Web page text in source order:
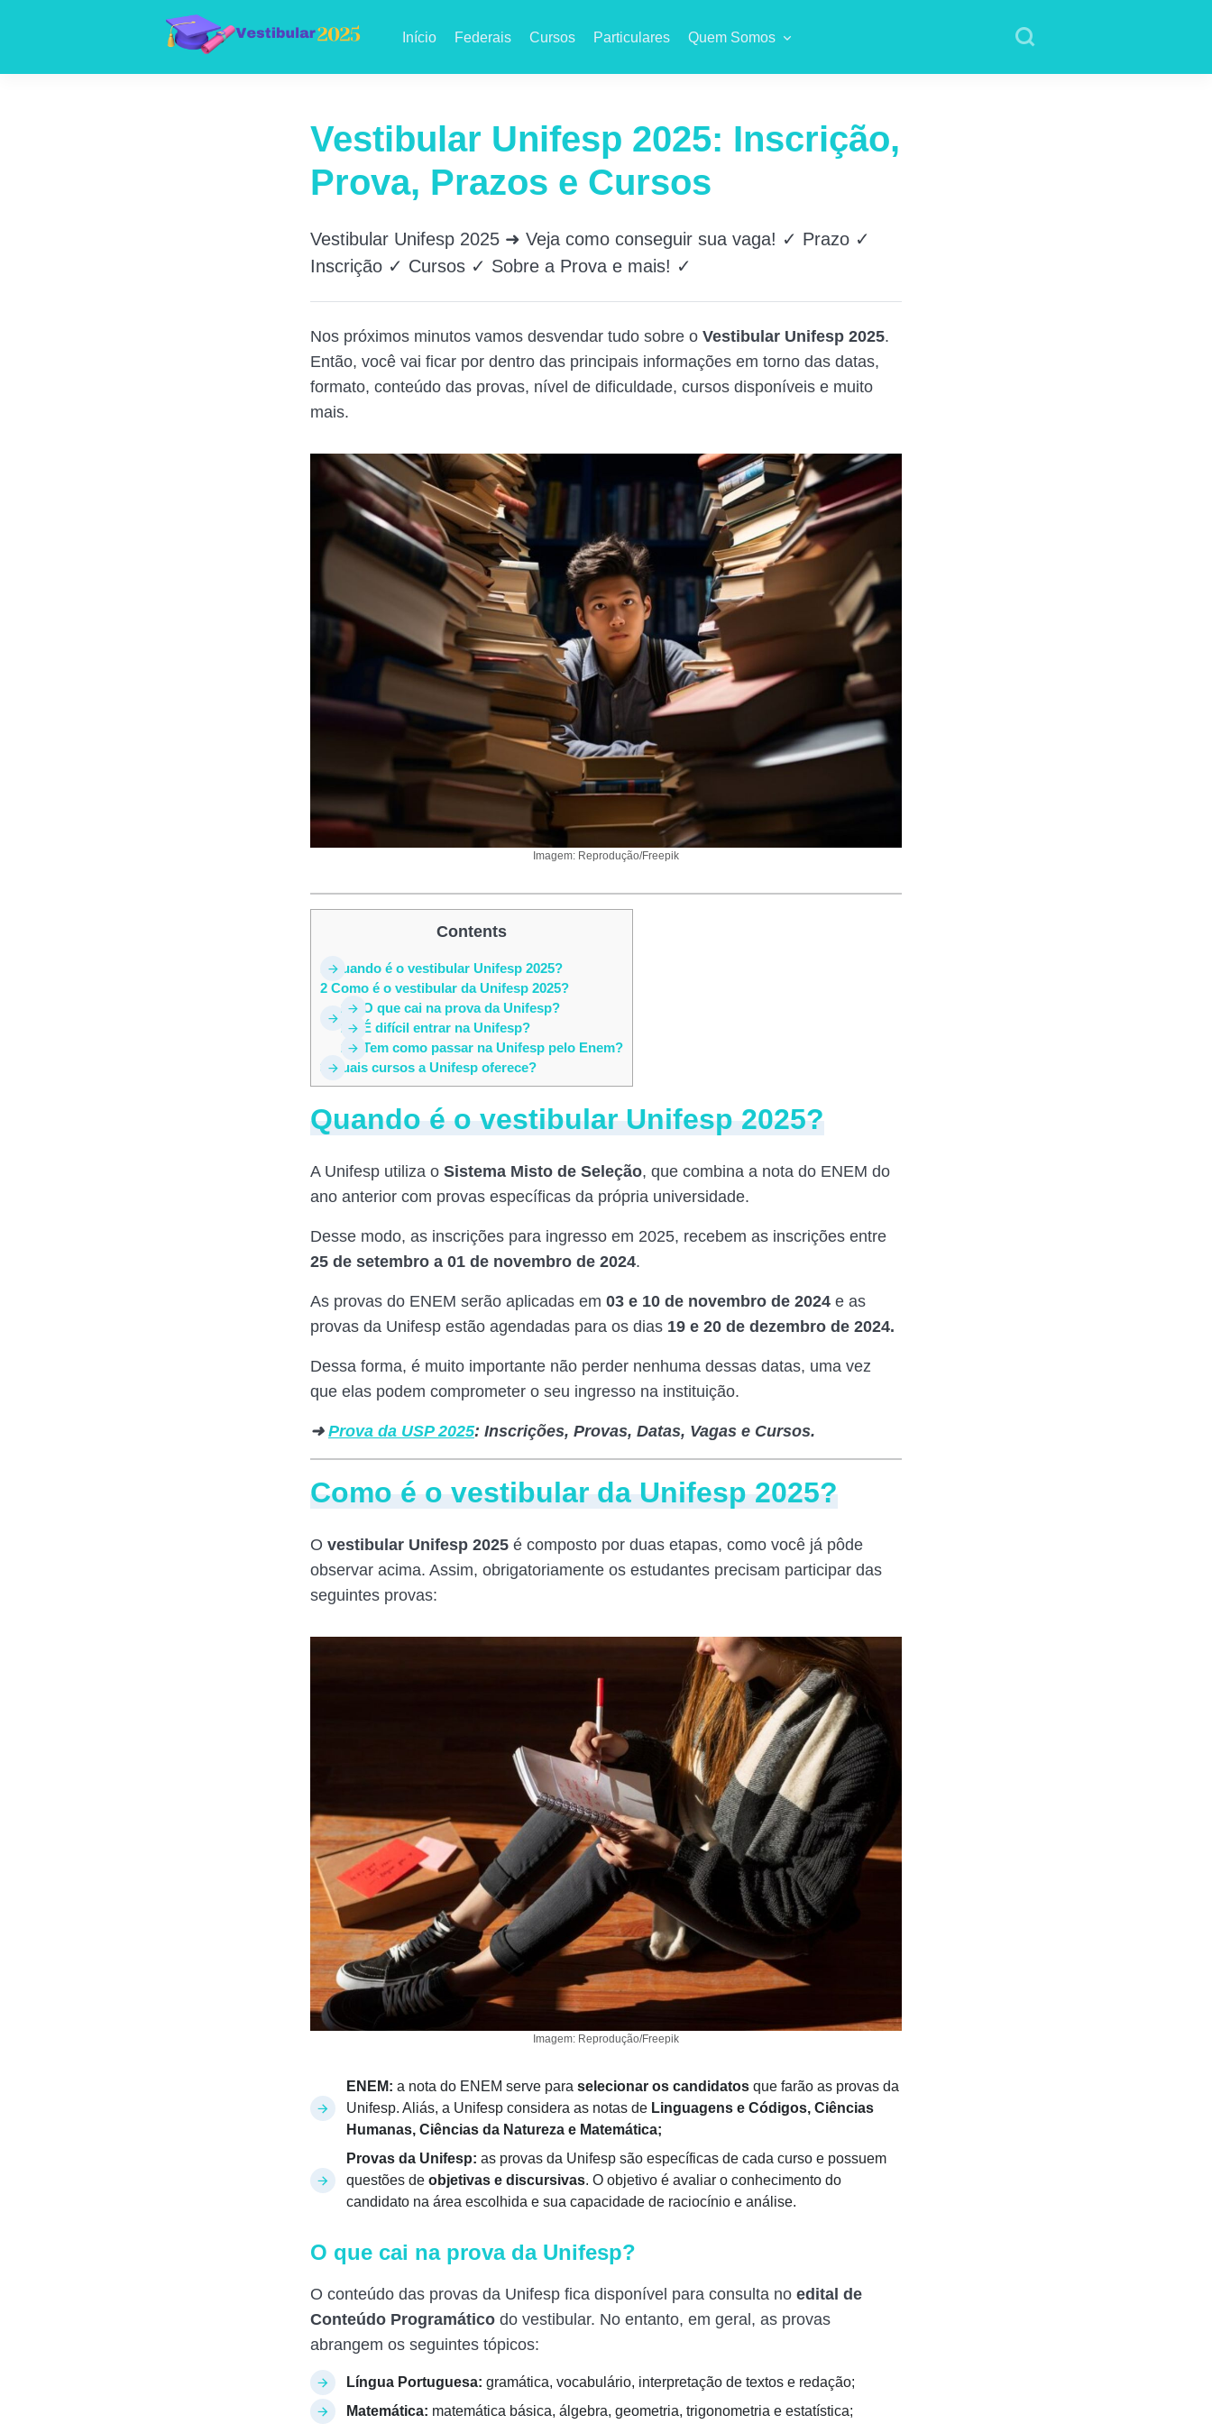
Início Federais Cursos Particulares Quem Somos
Vestibular Unifesp 2025: Inscrição,
Prova, Prazos e Cursos
Vestibular Unifesp 2025 ➜ Veja como conseguir sua vaga! ✓ Prazo ✓
Inscrição ✓ Cursos ✓ Sobre a Prova e mais! ✓
Nos próximos minutos vamos desvendar tudo sobre o Vestibular Unifesp 2025.
Então, você vai ficar por dentro das principais informações em torno das datas,
formato, conteúdo das provas, nível de dificuldade, cursos disponíveis e muito
mais.
Imagem: Reprodução/Freepik
Contents
Quando é o vestibular Unifesp 2025?
2 Como é o vestibular da Unifesp 2025?
2.1 O que cai na prova da Unifesp?
2.2 É difícil entrar na Unifesp?
2.3 Tem como passar na Unifesp pelo Enem?
3 Quais cursos a Unifesp oferece?
Quando é o vestibular Unifesp 2025?
A Unifesp utiliza o Sistema Misto de Seleção, que combina a nota do ENEM do
ano anterior com provas específicas da própria universidade.
Desse modo, as inscrições para ingresso em 2025, recebem as inscrições entre
25 de setembro a 01 de novembro de 2024.
As provas do ENEM serão aplicadas em 03 e 10 de novembro de 2024 e as
provas da Unifesp estão agendadas para os dias 19 e 20 de dezembro de 2024.
Dessa forma, é muito importante não perder nenhuma dessas datas, uma vez
que elas podem comprometer o seu ingresso na instituição.
➜ Prova da USP 2025: Inscrições, Provas, Datas, Vagas e Cursos.
Como é o vestibular da Unifesp 2025?
O vestibular Unifesp 2025 é composto por duas etapas, como você já pôde
observar acima. Assim, obrigatoriamente os estudantes precisam participar das
seguintes provas:
Imagem: Reprodução/Freepik
ENEM: a nota do ENEM serve para selecionar os candidatos que farão as provas da
Unifesp. Aliás, a Unifesp considera as notas de Linguagens e Códigos, Ciências
Humanas, Ciências da Natureza e Matemática;
Provas da Unifesp: as provas da Unifesp são específicas de cada curso e possuem
questões de objetivas e discursivas. O objetivo é avaliar o conhecimento do
candidato na área escolhida e sua capacidade de raciocínio e análise.
O que cai na prova da Unifesp?
O conteúdo das provas da Unifesp fica disponível para consulta no edital de
Conteúdo Programático do vestibular. No entanto, em geral, as provas
abrangem os seguintes tópicos:
Língua Portuguesa: gramática, vocabulário, interpretação de textos e redação;
Matemática: matemática básica, álgebra, geometria, trigonometria e estatística;